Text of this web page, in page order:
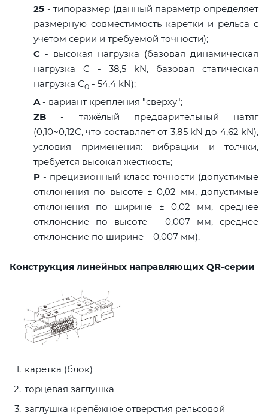
25 - типоразмер (данный параметр определяет
размерную совместимость каретки и рельса с
учетом серии и требуемой точности);
C - высокая нагрузка (базовая динамическая
нагрузка C - 38,5 kN, базовая статическая
нагрузка С0 - 54,4 kN);
A- вариант крепления "сверху";
ZB - тяжёлый предварительный натяг
(0,10~0,12C, что составляет от 3,85 kN до 4,62 kN),
условия применения: вибрации и толчки,
требуется высокая жесткость;
P - прецизионный класс точности (допустимые
отклонения по высоте ± 0,02 мм, допустимые
отклонения по ширине ± 0,02 мм, среднее
отклонение по высоте – 0,007 мм, среднее
отклонение по ширине – 0,007 мм).
Конструкция линейных направляющих QR-серии
каретка (блок)
торцевая заглушка
заглушка крепёжное отверстия рельсовой